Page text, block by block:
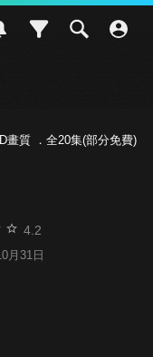
畫質 ．全20集(部分免費)
4.2
月31日